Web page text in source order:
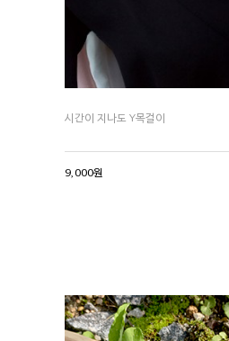
시간이 지나도 Y목걸이
9,000원